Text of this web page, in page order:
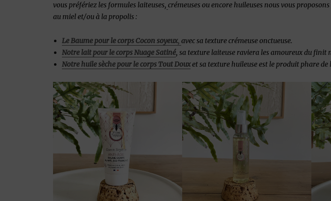
vous préfériez les formules laiteuses, crémeuses ou encore huileuses nous vous
au miel et/ou à la propolis :
Le Baume pour le corps Cocon soyeux, avec sa texture crémeuse onctueuse.
Notre lait pour le corps Nuage Satiné, sa texture laiteuse raviera les amoureux du finit
Notre huile sèche pour le corps Tout Douxet sa texture huileuse est le produit phare de